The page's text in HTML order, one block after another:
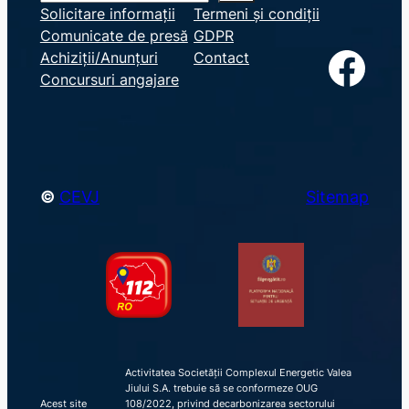
e
a
r
c
Solicitare informații
Comunicate de presă
Achiziții/Anunțuri
Concursuri angajare
Termeni și condiții
GDPR
Contact
Facebook
© CEVJ Sitemap
Acest site
Activitatea Societății Complexul Energetic Valea
Jiului S.A. trebuie să se conformeze OUG
108/2022, privind decarbonizarea sectorului